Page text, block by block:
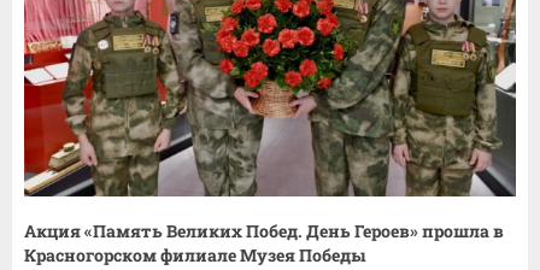
Акция «Память Великих Побед. День Героев» прошла в
Красногорском филиале Музея Победы